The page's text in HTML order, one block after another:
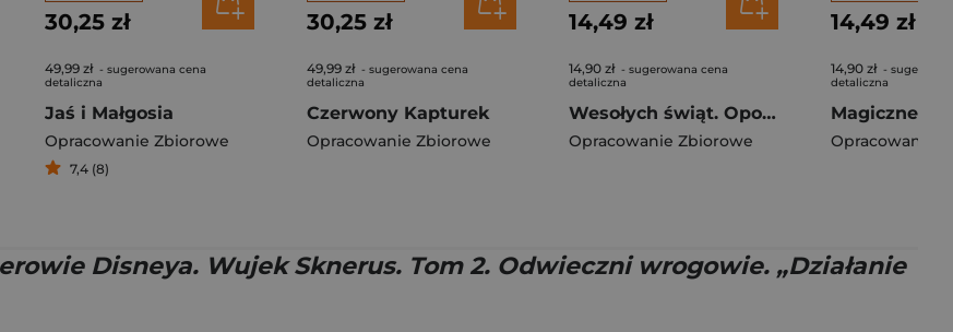
30,25 zł
49,99 zł - sugerowana cena
detaliczna
Jaś i Małgosia
Opracowanie Zbiorowe
7,4 (8)
30,25 zł
49,99 zł - sugerowana cena
detaliczna
Czerwony Kapturek
Opracowanie Zbiorowe
14,49 zł
14,90 zł - sugerowana cena
detaliczna
Wesołych świąt. Opowiadanka & rzepiki
Opracowanie Zbiorowe
14,49 zł
14,90 zł -
detaliczna
Opracowanie
Disneya. Wujek Sknerus. Tom 2. Odwieczni wrogowie. „Działanie